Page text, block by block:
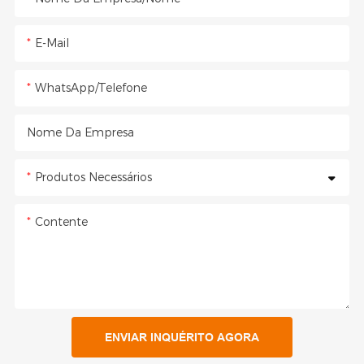
E-Mail
WhatsApp/Telefone
Nome Da Empresa
Produtos Necessários
Contente
ENVIAR INQUÉRITO AGORA